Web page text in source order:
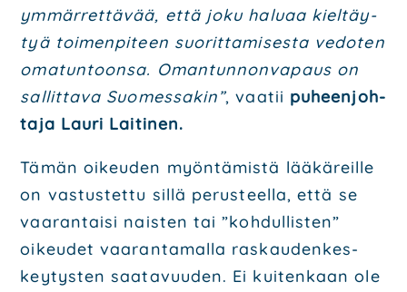
ymmär­ret­tä­vää, että joku halu­aa kiel­täy­
tyä toi­men­pi­teen suo­rit­ta­mi­ses­ta vedo­ten
oma­tun­toon­sa. Oman­tun­non­va­paus on
sal­lit­ta­va Suo­mes­sa­kin”, vaa­tii puheen­joh­
ta­ja Lau­ri Lai­ti­nen.
Tämän oikeu­den myön­tä­mis­tä lää­kä­reil­le
on vas­tus­tet­tu sil­lä perus­teel­la, että se
vaa­ran­tai­si nais­ten tai ”koh­dul­lis­ten”
oikeu­det vaa­ran­ta­mal­la ras­kau­den­kes­
key­tys­ten saa­ta­vuu­den. Ei kui­ten­kaan ole